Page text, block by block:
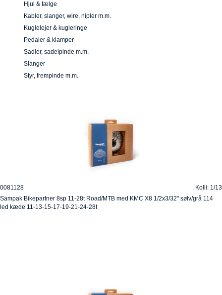
Hjul & fælge
Kabler, slanger, wire, nipler m.m.
Kuglelejer & kugleringe
Pedaler & klamper
Sadler, sadelpinde m.m.
Slanger
Styr, frempinde m.m.
0081128
Kolli: 1/13
Sampak Bikepartner 8sp 11-28t Road/MTB med KMC X8 1/2x3/32" sølv/grå 114
led kæde 11-13-15-17-19-21-24-28t